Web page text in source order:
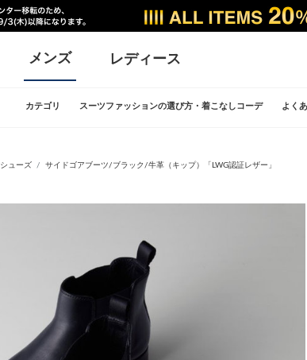
メンズ レディース
カテゴリ スーツファッションの選び方・着こなしコーデ よく
シューズ サイドゴアブーツ/ブラック/牛革（キップ）「LWG認証レザー」